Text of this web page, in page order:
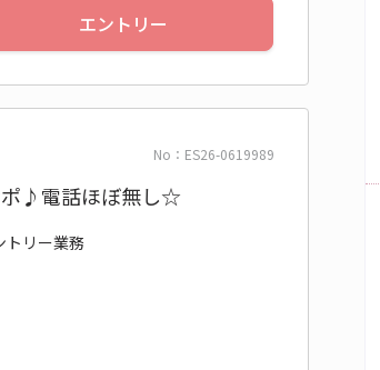
エントリー
No：ES26-0619989
ポ♪電話ほぼ無し☆
トリー業務